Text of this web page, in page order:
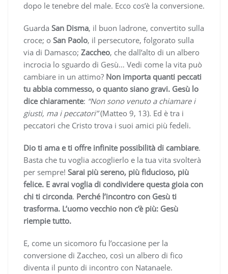
dopo le tenebre del male. Ecco cos’è la conversione.
Guarda San Disma, il buon ladrone, convertito sulla
croce; o San Paolo, il persecutore, folgorato sulla
via di Damasco; Zaccheo, che dall’alto di un albero
incrocia lo sguardo di Gesù… Vedi come la vita può
cambiare in un attimo? Non importa quanti peccati
tu abbia commesso, o quanto siano gravi. Gesù lo
dice chiaramente: “Non sono venuto a chiamare i
giusti, ma i peccatori”(Matteo 9, 13). Ed è tra i
peccatori che Cristo trova i suoi amici più fedeli.
Dio ti ama e ti offre infinite possibilità di cambiare.
Basta che tu voglia accoglierlo e la tua vita svolterà
per sempre! Sarai più sereno, più fiducioso, più
felice. E avrai voglia di condividere questa gioia con
chi ti circonda. Perché l’incontro con Gesù ti
trasforma. L’uomo vecchio non c’è più: Gesù
riempie tutto.
E, come un sicomoro fu l’occasione per la
conversione di Zaccheo, così un albero di fico
diventa il punto di incontro con Natanaele.